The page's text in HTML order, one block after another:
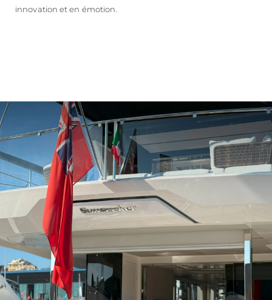
innovation et en émotion.